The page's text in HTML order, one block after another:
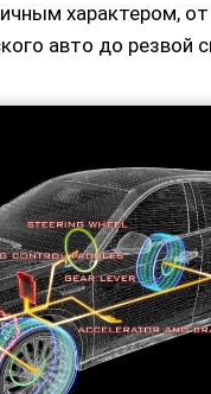
характером, от
авто до резвой